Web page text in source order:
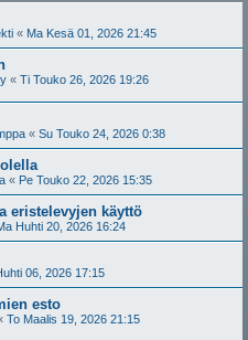
« Ma Kesä 01, 2026 21:45
« Ti Touko 26, 2026 19:26
« Su Touko 24, 2026 0:38
« Pe Touko 22, 2026 15:35
eristelevyjen käyttö
Huhti 20, 2026 16:24
06, 2026 17:15
esto
To Maalis 19, 2026 21:15